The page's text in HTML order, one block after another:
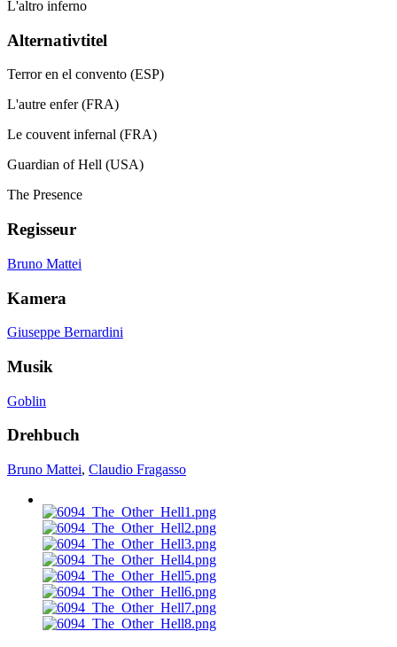
L'altro inferno
Alternativtitel
Terror en el convento (ESP)
L'autre enfer (FRA)
Le couvent infernal (FRA)
Guardian of Hell (USA)
The Presence
Regisseur
Bruno Mattei
Kamera
Giuseppe Bernardini
Musik
Goblin
Drehbuch
Bruno Mattei, Claudio Fragasso